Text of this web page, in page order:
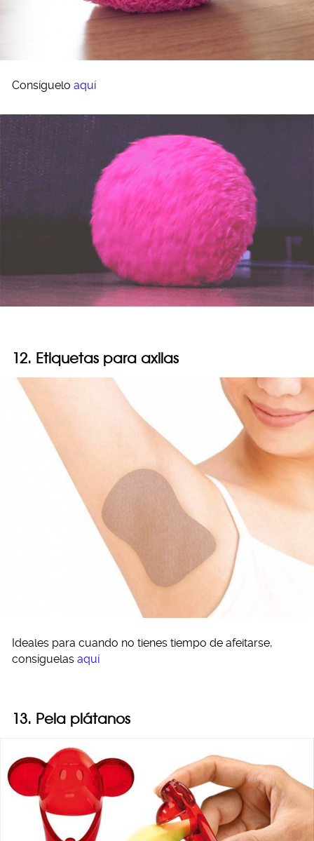
Consíguelo aquí
12. Etiquetas para axilas
Ideales para cuando no tienes tiempo de afeitarse,
consíguelas aquí
13. Pela plátanos